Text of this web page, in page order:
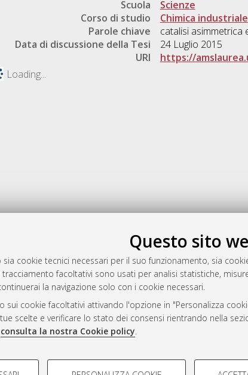
Questo sito
cookie tecnici necessari per il suo funzionamento, sia
facoltativi sono usati per analisi statistiche,
la navigazione solo con i cookie necessari.
sui cookie facoltativi attivando l'opzione in "Personalizza
scelte e verificare lo stato dei consensi rientrando nella
consulta la nostra Cookie policy.
- FACOLTATIVI
Scuola
Scienze
Corso di studio
Chimica
Parole chiave
catalisi
Data di discussione della Tesi
24 Luglio 2015
URI
https://
Loading...
Gestione
AMS Laurea
Servizio implementato e gestito da
Impostazioni Cookie
Informativa sulla privacy
Condizioni d’uso del sito